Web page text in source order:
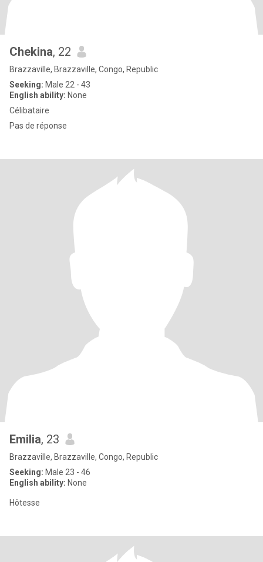
Chekina, 22
Brazzaville, Brazzaville, Congo, Republic
Seeking: Male 22 - 43
English ability: None
Célibataire
Pas de réponse
Emilia, 23
Brazzaville, Brazzaville, Congo, Republic
Seeking: Male 23 - 46
English ability: None
Hôtesse